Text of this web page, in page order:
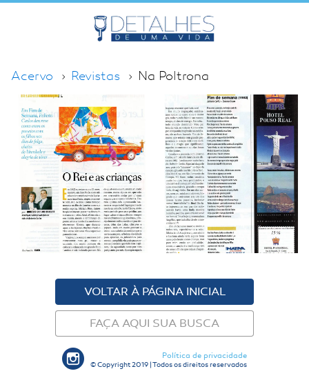
Acervo Revistas Na Poltrona
VOLTAR À PÁGINA INICIAL
FAÇA AQUI SUA BUSCA
Política de privacidade
© Copyright 2019 | Todos os direitos reservados